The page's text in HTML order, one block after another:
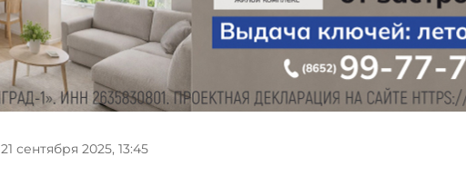
21 сентября 2025, 13:45